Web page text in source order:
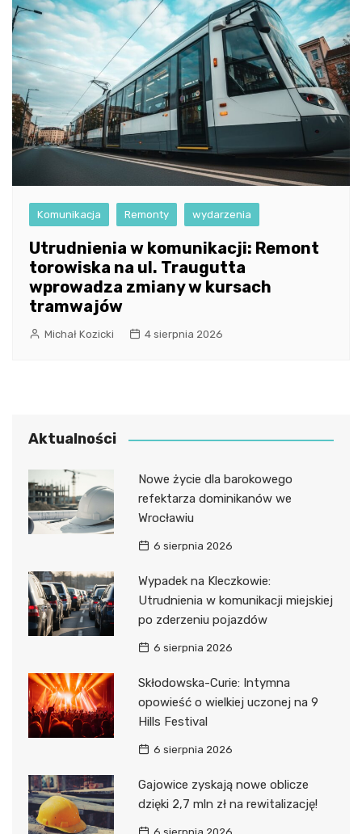
Komunikacja Remonty wydarzenia
Utrudnienia w komunikacji: Remont
torowiska na ul. Traugutta
wprowadza zmiany w kursach
tramwajów
Michał Kozicki 4 sierpnia 2026
Aktualności
Nowe życie dla barokowego
refektarza dominikanów we
Wrocławiu
6 sierpnia 2026
Wypadek na Kleczkowie:
Utrudnienia w komunikacji miejskiej
po zderzeniu pojazdów
6 sierpnia 2026
Skłodowska-Curie: Intymna
opowieść o wielkiej uczonej na 9
Hills Festival
6 sierpnia 2026
Gajowice zyskają nowe oblicze
dzięki 2,7 mln zł na rewitalizację!